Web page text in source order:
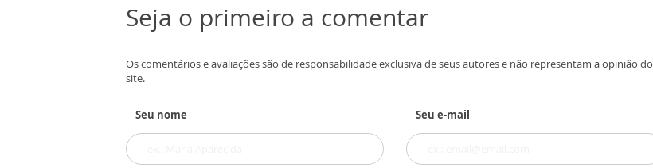
Seja o primeiro a comentar
Os comentários e avaliações são de responsabilidade exclusiva de seus autores e não representam a opinião do
site.
Seu nome Seu e-mail